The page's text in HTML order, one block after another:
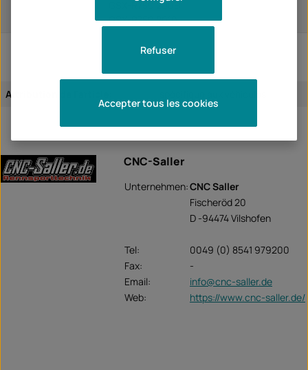
GSX-R750 2009
GSX-R750 2010
Attribution de l'article:
CNC-Saller
Unternehmen:CNC Saller
Fischeröd 20
D -94474 Vilshofen
Tel:
0049 (0) 8541 979200
Fax:
-
Email:
info@cnc-saller.de
Web:
https://www.cnc-saller.de/
Refuser
Accepter tous les cookies